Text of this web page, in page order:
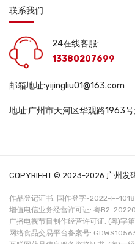
联系我们
24在线客服:
13380207699
邮箱地址:yijingliu01@163.com
地址:广州市天河区华观路1963
COPYRIFHT © 2023-2026 广州发
作品登记证书: 国作登字-2022-F-
增值电信业务经营许可证: 粤B2-
广播电视节目制作经营许可证: (粤)字第
网络食品交易平台备案号: GDWS10563